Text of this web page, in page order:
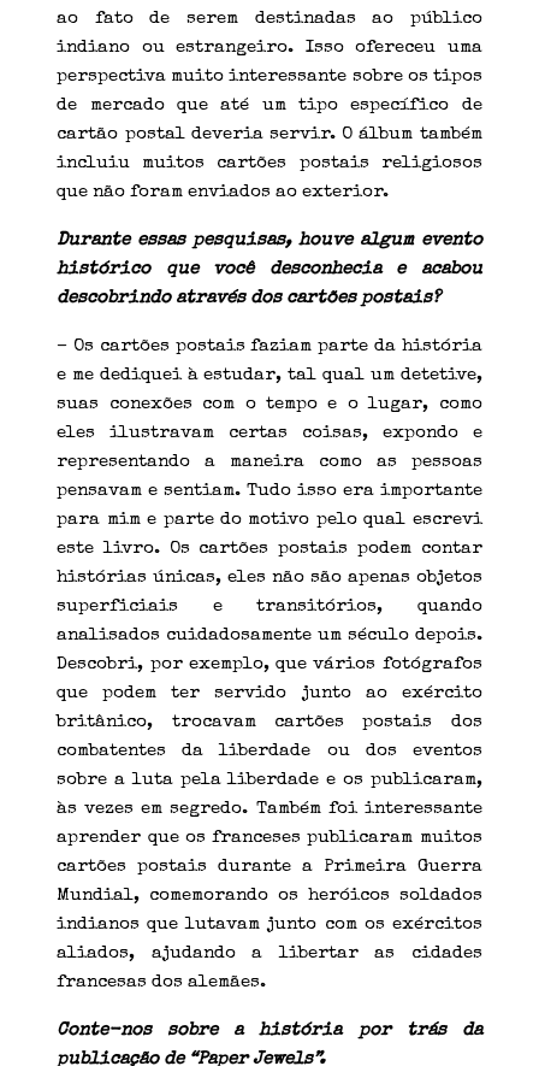
ao fato de serem destinadas ao público
indiano ou estrangeiro. Isso ofereceu uma
perspectiva muito interessante sobre os tipos
de mercado que até um tipo específico de
cartão postal deveria servir. O álbum também
incluiu muitos cartões postais religiosos
que não foram enviados ao exterior.
Durante essas pesquisas, houve algum evento
histórico que você desconhecia e acabou
descobrindo através dos cartões postais?
– Os cartões postais faziam parte da história
e me dediquei à estudar, tal qual um detetive,
suas conexões com o tempo e o lugar, como
eles ilustravam certas coisas, expondo e
representando a maneira como as pessoas
pensavam e sentiam. Tudo isso era importante
para mim e parte do motivo pelo qual escrevi
este livro. Os cartões postais podem contar
histórias únicas, eles não são apenas objetos
superficiais e transitórios, quando
analisados cuidadosamente um século depois.
Descobri, por exemplo, que vários fotógrafos
que podem ter servido junto ao exército
britânico, trocavam cartões postais dos
combatentes da liberdade ou dos eventos
sobre a luta pela liberdade e os publicaram,
às vezes em segredo. Também foi interessante
aprender que os franceses publicaram muitos
cartões postais durante a Primeira Guerra
Mundial, comemorando os heróicos soldados
indianos que lutavam junto com os exércitos
aliados, ajudando a libertar as cidades
francesas dos alemães.
Conte-nos sobre a história por trás da
publicação de “Paper Jewels”.